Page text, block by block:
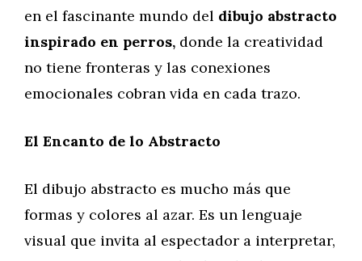
en el fascinante mundo del dibujo abstracto
inspirado en perros, donde la creatividad
no tiene fronteras y las conexiones
emocionales cobran vida en cada trazo.
El Encanto de lo Abstracto
El dibujo abstracto es mucho más que
formas y colores al azar. Es un lenguaje
visual que invita al espectador a interpretar,